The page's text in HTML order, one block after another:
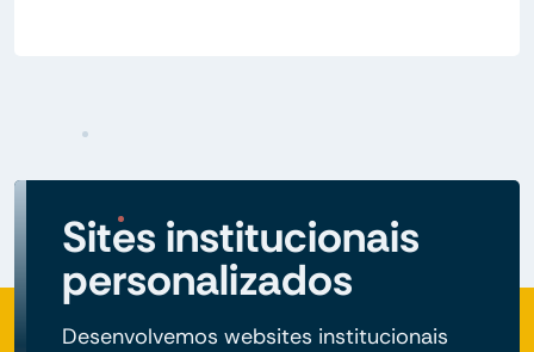
Sites institucionais
personalizados
Desenvolvemos websites institucionais